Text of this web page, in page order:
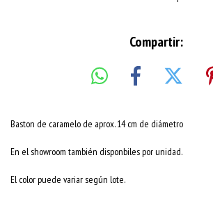
Compartir:
Baston de caramelo de aprox. 14 cm de diámetro
En el showroom también disponbiles por unidad.
El color puede variar según lote.